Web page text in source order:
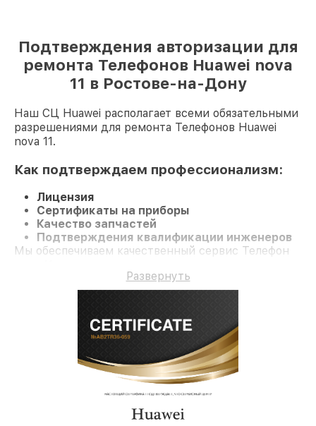
Подтверждения авторизации для
ремонта Телефонов Huawei nova
11 в Ростове-на-Дону
Наш СЦ Huawei располагает всеми обязательными
разрешениями для ремонта Телефонов Huawei
nova 11.
Как подтверждаем профессионализм:
Лицензия
Сертификаты на приборы
Качество запчастей
Подтверждения квалификации инженеров
Мы обеспечиваем качественный сервис Телефон
Развернуть